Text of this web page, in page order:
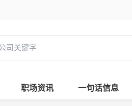
职场资讯 一句话信息